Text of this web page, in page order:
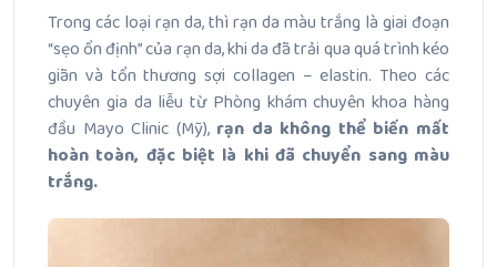
Trong các loại rạn da, thì rạn da màu trắng là giai đoạn
“sẹo ổn định” của rạn da, khi da đã trải qua quá trình kéo
giãn và tổn thương sợi collagen – elastin. Theo các
chuyên gia da liễu từ Phòng khám chuyên khoa hàng
đầu Mayo Clinic (Mỹ), rạn da không thể biến mất
hoàn toàn, đặc biệt là khi đã chuyển sang màu
trắng.